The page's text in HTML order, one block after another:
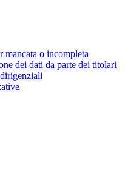
mancata o incompleta
dei dati da parte dei titolari